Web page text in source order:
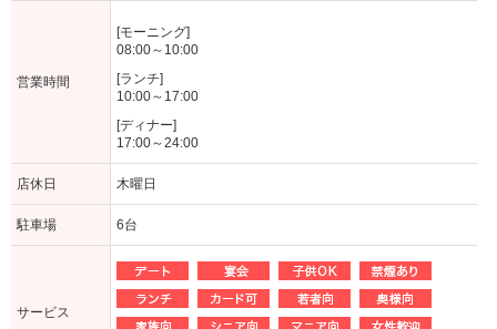
営業時間
[モーニング]
08:00～10:00
[ランチ]
10:00～17:00
[ディナー]
17:00～24:00
店休日 木曜日
駐車場 6台
サービス